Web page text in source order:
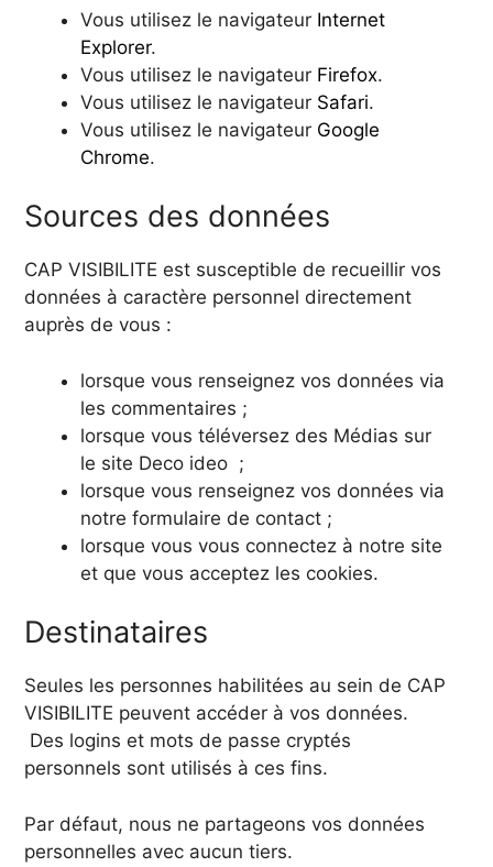
Vous utilisez le navigateur Internet
Explorer.
Vous utilisez le navigateur Firefox.
Vous utilisez le navigateur Safari.
Vous utilisez le navigateur Google
Chrome.
Sources des données
CAP VISIBILITE est susceptible de recueillir vos
données à caractère personnel directement
auprès de vous :
lorsque vous renseignez vos données via
les commentaires ;
lorsque vous téléversez des Médias sur
le site Deco ideo ;
lorsque vous renseignez vos données via
notre formulaire de contact ;
lorsque vous vous connectez à notre site
et que vous acceptez les cookies.
Destinataires
Seules les personnes habilitées au sein de CAP
VISIBILITE peuvent accéder à vos données.
Des logins et mots de passe cryptés
personnels sont utilisés à ces fins.
Par défaut, nous ne partageons vos données
personnelles avec aucun tiers.